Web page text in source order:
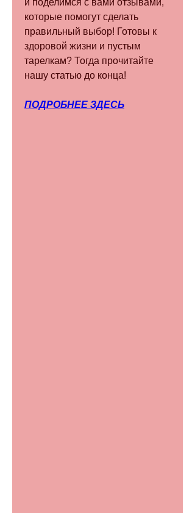
и поделимся с вами отзывами,
которые помогут сделать
правильный выбор! Готовы к
здоровой жизни и пустым
тарелкам? Тогда прочитайте
нашу статью до конца!
ПОДРОБНЕЕ ЗДЕСЬ